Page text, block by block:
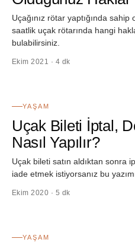
Uçağınız rötar yaptığında
saatlik uçak rötarında hangi
bulabilirsiniz.
Ekim 2021 · 4 dk
YAŞAM
Uçak Bileti İptal,
Nasıl Yapılır?
Uçak bileti satın aldıktan sonra
iade etmek istiyorsanız bu
Ekim 2020 · 5 dk
YAŞAM